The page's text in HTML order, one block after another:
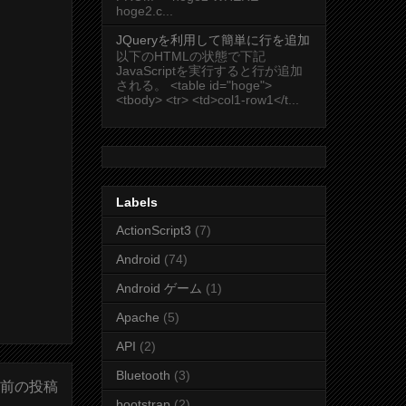
前の投稿
hoge2.c...
JQueryを利用して簡単に行を追加
以下のHTMLの状態で下記
JavaScriptを実行すると行が追加
される。 <table id="hoge">
<tbody> <tr> <td>col1-row1</t...
Labels
ActionScript3 (7)
Android (74)
Android ゲーム (1)
Apache (5)
API (2)
Bluetooth (3)